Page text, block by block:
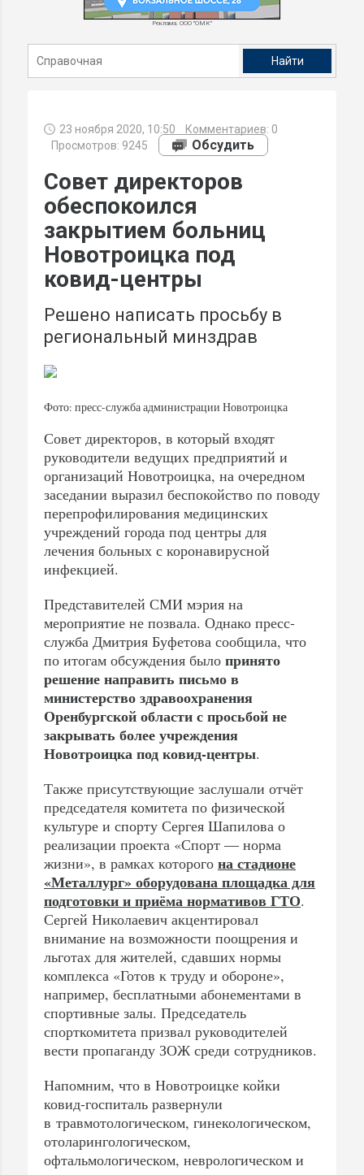
Реклама. ООО "ОМК"
23 ноября 2020, 10:50 Комментариев: 0
Просмотров: 9245
Обсудить
Совет директоров
обеспокоился
закрытием больниц
Новотроицка под
ковид-центры
Решено написать просьбу в
региональный минздрав
Фото: пресс-служба администрации Новотроицка
Совет директоров, в который входят
руководители ведущих предприятий и
организаций Новотроицка, на очередном
заседании выразил беспокойство по поводу
перепрофилирования медицинских
учреждений города под центры для
лечения больных с коронавирусной
инфекцией.
Представителей СМИ мэрия на
мероприятие не позвала. Однако пресс-
служба Дмитрия Буфетова сообщила, что
по итогам обсуждения было принято
решение направить письмо в
министерство здравоохранения
Оренбургской области с просьбой не
закрывать более учреждения
Новотроицка под ковид-центры.
Также присутствующие заслушали отчёт
председателя комитета по физической
культуре и спорту Сергея Шапилова о
реализации проекта «Спорт ― норма
жизни», в рамках которого на стадионе
«Металлург» оборудована площадка для
подготовки и приёма нормативов ГТО.
Сергей Николаевич акцентировал
внимание на возможности поощрения и
льготах для жителей, сдавших нормы
комплекса «Готов к труду и обороне»,
например, бесплатными абонементами в
спортивные залы. Председатель
спорткомитета призвал руководителей
вести пропаганду ЗОЖ среди сотрудников.
Напомним, что в Новотроицке койки
ковид-госпиталь развернули
в травмотологическом, гинекологическом,
отоларингологическом,
офтальмологическом, неврологическом и